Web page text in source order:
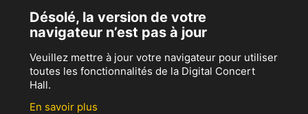
Désolé, la version de votre
navigateur n’est pas à jour
Veuillez mettre à jour votre navigateur pour utiliser
toutes les fonctionnalités de la Digital Concert
Hall.
En savoir plus